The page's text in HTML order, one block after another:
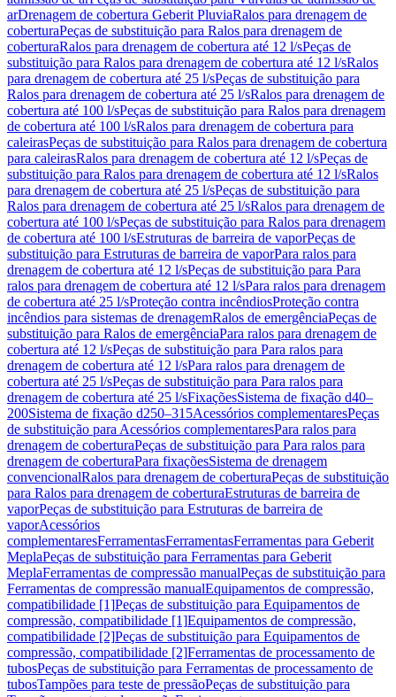
arDrenagem de cobertura Geberit PluviaRalos para drenagem de
coberturaPeças de substituição para Ralos para drenagem de
coberturaRalos para drenagem de cobertura até 12 l/sPeças de
substituição para Ralos para drenagem de cobertura até 12 l/sRalos
para drenagem de cobertura até 25 l/sPeças de substituição para
Ralos para drenagem de cobertura até 25 l/sRalos para drenagem de
cobertura até 100 l/sPeças de substituição para Ralos para drenagem
de cobertura até 100 l/sRalos para drenagem de cobertura para
caleirasPeças de substituição para Ralos para drenagem de cobertura
para caleirasRalos para drenagem de cobertura até 12 l/sPeças de
substituição para Ralos para drenagem de cobertura até 12 l/sRalos
para drenagem de cobertura até 25 l/sPeças de substituição para
Ralos para drenagem de cobertura até 25 l/sRalos para drenagem de
cobertura até 100 l/sPeças de substituição para Ralos para drenagem
de cobertura até 100 l/sEstruturas de barreira de vaporPeças de
substituição para Estruturas de barreira de vaporPara ralos para
drenagem de cobertura até 12 l/sPeças de substituição para Para
ralos para drenagem de cobertura até 12 l/sPara ralos para drenagem
de cobertura até 25 l/sProteção contra incêndiosProteção contra
incêndios para sistemas de drenagemRalos de emergênciaPeças de
substituição para Ralos de emergênciaPara ralos para drenagem de
cobertura até 12 l/sPeças de substituição para Para ralos para
drenagem de cobertura até 12 l/sPara ralos para drenagem de
cobertura até 25 l/sPeças de substituição para Para ralos para
drenagem de cobertura até 25 l/sFixaçõesSistema de fixação d40–
200Sistema de fixação d250–315Acessórios complementaresPeças
de substituição para Acessórios complementaresPara ralos para
drenagem de coberturaPeças de substituição para Para ralos para
drenagem de coberturaPara fixaçõesSistema de drenagem
convencionalRalos para drenagem de coberturaPeças de substituição
para Ralos para drenagem de coberturaEstruturas de barreira de
vaporPeças de substituição para Estruturas de barreira de
vaporAcessórios
complementaresFerramentasFerramentasFerramentas para Geberit
MeplaPeças de substituição para Ferramentas para Geberit
MeplaFerramentas de compressão manualPeças de substituição para
Ferramentas de compressão manualEquipamentos de compressão,
compatibilidade [1]Peças de substituição para Equipamentos de
compressão, compatibilidade [1]Equipamentos de compressão,
compatibilidade [2]Peças de substituição para Equipamentos de
compressão, compatibilidade [2]Ferramentas de processamento de
tubosPeças de substituição para Ferramentas de processamento de
tubosTampões para teste de pressãoPeças de substituição para